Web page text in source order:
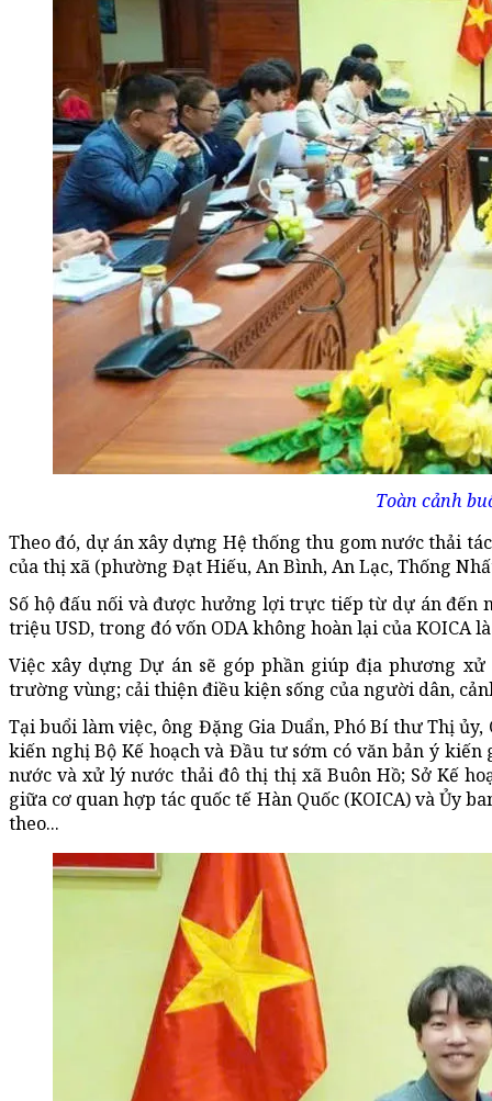
Toàn cảnh
Theo đó, dự án xây dựng Hệ thống thu gom nước thải
của thị xã (phường Đạt Hiếu, An Bình, An Lạc, Thống
Số hộ đấu nối và được hưởng lợi trực tiếp từ dự án đến
triệu USD, trong đó vốn ODA không hoàn lại của KOICA
Việc xây dựng Dự án sẽ góp phần giúp địa phương
trường vùng; cải thiện điều kiện sống của người dân,
Tại buổi làm việc, ông Đặng Gia Duẩn, Phó Bí thư Thị
kiến nghị Bộ Kế hoạch và Đầu tư sớm có văn bản ý
nước và xử lý nước thải đô thị thị xã Buôn Hồ; Sở Kế
giữa cơ quan hợp tác quốc tế Hàn Quốc (KOICA) và Ủy
theo...